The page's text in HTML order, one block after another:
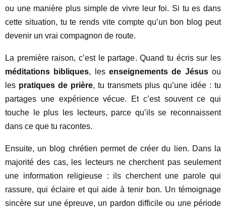
ou une manière plus simple de vivre leur foi. Si tu es dans
cette situation, tu te rends vite compte qu’un bon blog peut
devenir un vrai compagnon de route.
La première raison, c’est le partage. Quand tu écris sur les
méditations bibliques, lesenseignements de Jésusou
les pratiques de prière, tu transmets plus qu’une idée : tu
partages une expérience vécue. Et c’est souvent ce qui
touche le plus les lecteurs, parce qu’ils se reconnaissent
dans ce que tu racontes.
Ensuite, un blog chrétien permet de créer du lien. Dans la
majorité des cas, les lecteurs ne cherchent pas seulement
une information religieuse : ils cherchent une parole qui
rassure, qui éclaire et qui aide à tenir bon. Un témoignage
sincère sur une épreuve, un pardon difficile ou une période